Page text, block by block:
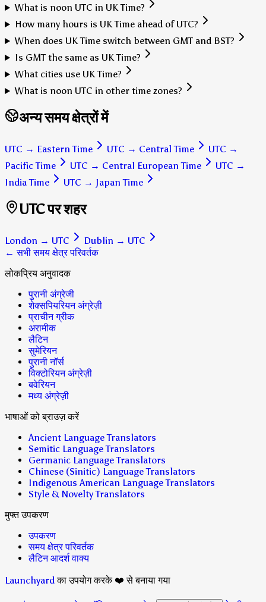
What is noon UTC in UK Time?
How many hours is UK Time ahead of UTC?
When does UK Time switch between GMT and BST?
Is GMT the same as UK Time?
What cities use UK Time?
What is noon UTC in other time zones?
अन्य समय क्षेत्रों में
UTC → Eastern Time UTC → Central Time UTC →
Pacific Time
UTC → Central European Time UTC →
India Time
UTC → Japan Time
UTC पर शहर
London → UTC Dublin → UTC
← सभी समय क्षेत्र परिवर्तक
लोकप्रिय अनुवादक
पुरानी अंग्रेजी
शेक्सपियरियन अंग्रेज़ी
प्राचीन ग्रीक
अरामीक
लैटिन
सुमेरियन
पुरानी नॉर्स
विक्टोरियन अंग्रेज़ी
बवेरियन
मध्य अंग्रेज़ी
भाषाओं को ब्राउज़ करें
Ancient Language Translators
Semitic Language Translators
Germanic Language Translators
Chinese (Sinitic) Language Translators
Indigenous American Language Translators
Style & Novelty Translators
मुफ्त उपकरण
उपकरण
समय क्षेत्र परिवर्तक
लैटिन आदर्श वाक्य
Launchyardका उपयोग करके ❤️ से बनाया गया